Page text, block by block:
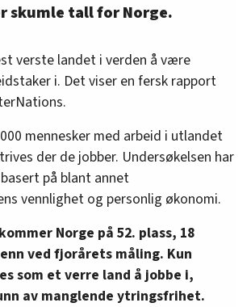
skumle tall for Norge.
verste landet i verden å være
i. Det viser en fersk rapport
mennesker med arbeid i utlandet
der de jobber. Undersøkelsen har
på blant annet
vennlighet og personlig økonomi.
Norge på 52. plass, 18
ved fjorårets måling. Kun
som et verre land å jobbe i,
av manglende ytringsfrihet.